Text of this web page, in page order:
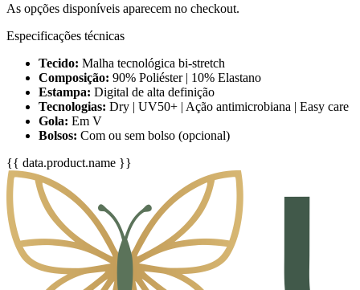
As opções disponíveis aparecem no checkout.
Especificações técnicas
Tecido: Malha tecnológica bi-stretch
Composição: 90% Poliéster | 10% Elastano
Estampa: Digital de alta definição
Tecnologias: Dry | UV50+ | Ação antimicrobiana | Easy care
Gola: Em V
Bolsos: Com ou sem bolso (opcional)
{{ data.product.name }}